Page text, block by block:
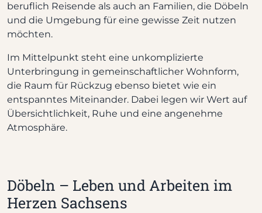
beruflich Reisende als auch an Familien, die Döbeln
und die Umgebung für eine gewisse Zeit nutzen
möchten.
Im Mittelpunkt steht eine unkomplizierte
Unterbringung in gemeinschaftlicher Wohnform,
die Raum für Rückzug ebenso bietet wie ein
entspanntes Miteinander. Dabei legen wir Wert auf
Übersichtlichkeit, Ruhe und eine angenehme
Atmosphäre.
Döbeln – Leben und Arbeiten im
Herzen Sachsens